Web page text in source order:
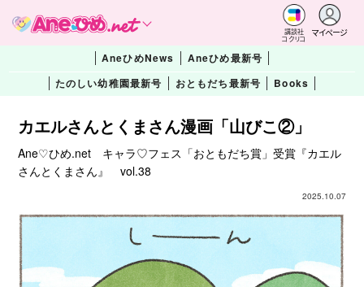
講談社
コクリコ
マイページ
AneひめNews
Aneひめ最新号
たのしい幼稚園最新号
おともだち最新号 Books
カエルさんとくまさん漫画「山びこ②」
Ane♡ひめ.net キャラ♡フェス「おともだち賞」受賞『カエル
さんとくまさん』 vol.38
2025.10.07